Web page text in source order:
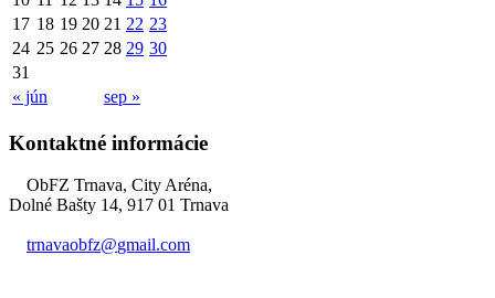
« jún sep »
17 18 19 20 21 22 23
24 25 26 27 28 29 30
31
Kontaktné informácie
ObFZ Trnava, City Aréna,
Dolné Bašty 14, 917 01 Trnava
trnavaobfz@gmail.com